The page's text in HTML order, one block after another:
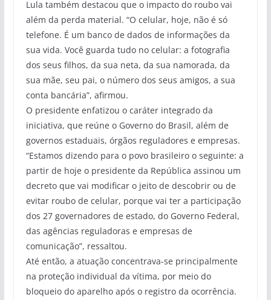
Lula também destacou que o impacto do roubo vai
além da perda material. “O celular, hoje, não é só
telefone. É um banco de dados de informações da
sua vida. Você guarda tudo no celular: a fotografia
dos seus filhos, da sua neta, da sua namorada, da
sua mãe, seu pai, o número dos seus amigos, a sua
conta bancária”, afirmou.
O presidente enfatizou o caráter integrado da
iniciativa, que reúne o Governo do Brasil, além de
governos estaduais, órgãos reguladores e empresas.
“Estamos dizendo para o povo brasileiro o seguinte: a
partir de hoje o presidente da República assinou um
decreto que vai modificar o jeito de descobrir ou de
evitar roubo de celular, porque vai ter a participação
dos 27 governadores de estado, do Governo Federal,
das agências reguladoras e empresas de
comunicação”, ressaltou.
Até então, a atuação concentrava-se principalmente
na proteção individual da vítima, por meio do
bloqueio do aparelho após o registro da ocorrência.